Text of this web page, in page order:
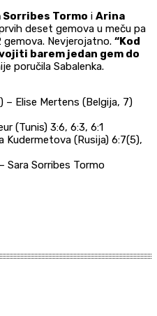
Sorribes Tormo i Arina
deset gemova u meču pa
gemova. Nevjerojatno. “Kod
barem jedan gem do
poručila Sabalenka.
– Elise Mertens (Belgija, 7)
(Tunis) 3:6, 6:3, 6:1
Kudermetova (Rusija) 6:7(5),
Sara Sorribes Tormo